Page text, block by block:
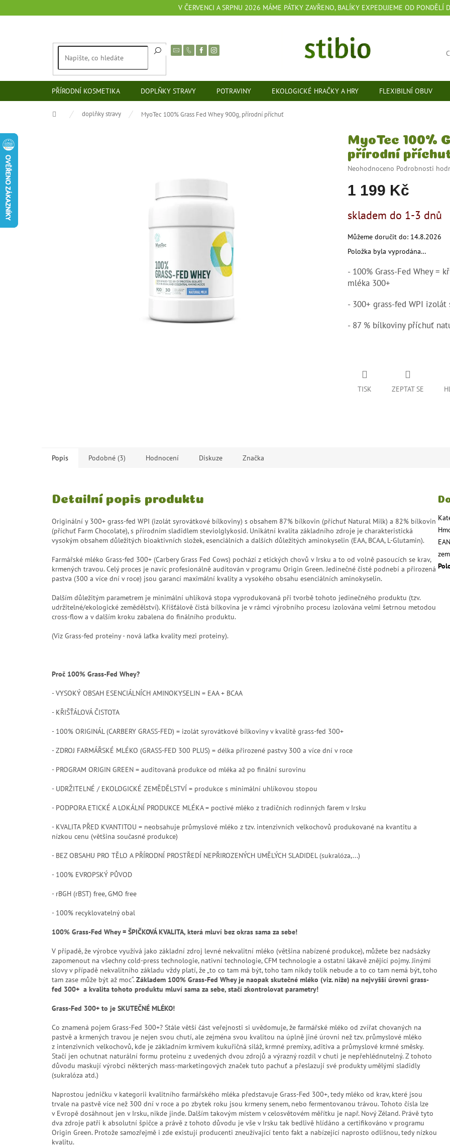
na
V ČERVENCI A SRPNU 2026 MÁME PÁTKY ZAVŘENO, BALÍKY EXPEDUJEME OD PONDĚLÍ
PŘÍRODNÍ KOSMETIKA DOPLŇKY STRAVY POTRAVINY EKOLOGICKÉ HRAČKY A HRY FLEXIBILNÍ OBUV
Domů doplňky stravy MyoTec 100% Grass Fed Whey 900g, přírodní příchuť
MyoTec 100%
přírodní
Průměrné
produktu
je
z
hvězdiček.
Neohodnoceno Podrobnosti
1 199 Kč
cena:
skladem do 1-3 dnů
Můžeme doručit do: 14.8.2026
Položka byla vyprodána…
- 100% Grass-Fed Whey =
mléka 300+
- 300+ grass-fed WPI
- 87 % bílkoviny příchuť
TISK ZEPTAT SE
Popis Podobné (3) Hodnocení Diskuze Značka
Detailní popis produktu
Originální y 300+ grass-fed WPI (izolát syrovátkové bílkoviny) s obsahem 87% bílkovin (příchuť Natural Milk) a 82% bílkovin
(příchuť Farm Chocolate), s přírodním sladidlem steviolglykosid. Unikátní kvalita základního zdroje je charakteristická
vysokým obsahem důležitých bioaktivních složek, esenciálních a dalších důležitých aminokyselin (EAA, BCAA, L-Glutamin).
Farmářské mléko Grass-fed 300+ (Carbery Grass Fed Cows) pochází z etických chovů v Irsku a to od volně pasoucích se krav,
krmených travou. Celý proces je navíc profesionálně auditován v programu Origin Green. Jedinečné čisté podnebí a přirozená
pastva (300 a více dní v roce) jsou garancí maximální kvality a vysokého obsahu esenciálních aminokyselin.
Dalším důležitým parametrem je minimální uhlíková stopa vyprodukovaná při tvorbě tohoto jedinečného produktu (tzv.
udržitelné/ekologické zemědělství). Křišťálově čistá bílkovina je v rámci výrobního procesu izolována velmi šetrnou metodou
cross-flow a v dalším kroku zabalena do finálního produktu.
(Viz Grass-fed proteiny - nová laťka kvality mezi proteiny).
Proč 100% Grass-Fed Whey?
- VYSOKÝ OBSAH ESENCIÁLNÍCH AMINOKYSELIN = EAA + BCAA
- KŘIŠŤÁLOVÁ ČISTOTA
- 100% ORIGINÁL (CARBERY GRASS-FED) = izolát syrovátkové bílkoviny v kvalitě grass-fed 300+
- ZDROJ FARMÁŘSKÉ MLÉKO (GRASS-FED 300 PLUS) = délka přirozené pastvy 300 a více dní v roce
- PROGRAM ORIGIN GREEN = auditovaná produkce od mléka až po finální surovinu
- UDRŽITELNÉ / EKOLOGICKÉ ZEMĚDĚLSTVÍ = produkce s minimální uhlíkovou stopou
- PODPORA ETICKÉ A LOKÁLNÍ PRODUKCE MLÉKA = poctivé mléko z tradičních rodinných farem v Irsku
- KVALITA PŘED KVANTITOU = neobsahuje průmyslové mléko z tzv. intenzivních velkochovů produkované na kvantitu a
nízkou cenu (většina současné produkce)
- BEZ OBSAHU PRO TĚLO A PŘÍRODNÍ PROSTŘEDÍ NEPŘIROZENÝCH UMĚLÝCH SLADIDEL (sukralóza,...)
- 100% EVROPSKÝ PŮVOD
- rBGH (rBST) free, GMO free
- 100% recyklovatelný obal
100% Grass-Fed Whey = ŠPIČKOVÁ KVALITA, která mluví bez okras sama za sebe!
V případě, že výrobce využívá jako základní zdroj levné nekvalitní mléko (většina nabízené produkce), můžete bez nadsázky
zapomenout na všechny cold-press technologie, nativní technologie, CFM technologie a ostatní lákavě znějící pojmy. Jinými
slovy v případě nekvalitního základu vždy platí, že „to co tam má být, toho tam nikdy tolik nebude a to co tam nemá být, toho
tam zase může být až moc“.Základem 100% Grass-Fed Whey je naopak skutečné mléko (viz. níže) na nejvyšší úrovni grass-
fed 300+ a kvalita tohoto produktu mluví sama za sebe, stačí zkontrolovat parametry!
Grass-Fed 300+ to je SKUTEČNÉ MLÉKO!
Co znamená pojem Grass-Fed 300+? Stále větší část veřejnosti si uvědomuje, že farmářské mléko od zvířat chovaných na
pastvě a krmených travou je nejen svou chutí, ale zejména svou kvalitou na úplně jiné úrovni než tzv. průmyslové mléko
z intenzivních velkochovů, kde je základním krmivem kukuřičná siláž, krmné premixy, aditiva a průmyslové krmné směsky.
Stačí jen ochutnat naturální formu proteinu z uvedených dvou zdrojů a výrazný rozdíl v chuti je nepřehlédnutelný. Z tohoto
důvodu maskují výrobci některých mass-marketingových značek tuto pachuť a přeslazují své produkty umělými sladidly
(sukralóza atd.)
Naprostou jedničku v kategorii kvalitního farmářského mléka představuje Grass-Fed 300+, tedy mléko od krav, které jsou
trvale na pastvě více než 300 dní v roce a po zbytek roku jsou krmeny senem, nebo fermentovanou trávou. Tohoto čísla lze
v Evropě dosáhnout jen v Irsku, nikde jinde. Dalším takovým místem v celosvětovém měřítku je např. Nový Zéland. Právě tyto
dva zdroje patří k absolutní špičce a právě z tohoto důvodu je vše v Irsku tak bedlivě hlídáno a certifikováno v programu
Origin Green. Protože samozřejmě i zde existují producenti zneužívající tento fakt a nabízející naprosto odlišnou, tedy nízkou
kvalitu.
EAN